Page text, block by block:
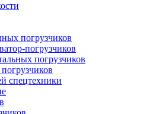
погрузчиков
погрузчиков
погрузчиков
спецтехники